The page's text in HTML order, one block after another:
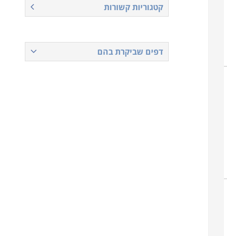
קטגוריות קשורות
דפים שביקרת בהם